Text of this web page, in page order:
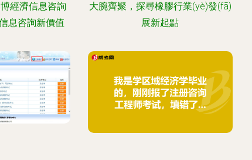
經濟信息咨詢
息咨詢新價值
大腕齊聚，探尋橡膠行業(yè)發(fā)
展新起點